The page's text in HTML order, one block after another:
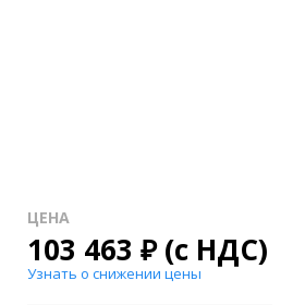
ЦЕНА
103 463 ₽(с НДС)
Узнать о снижении цены